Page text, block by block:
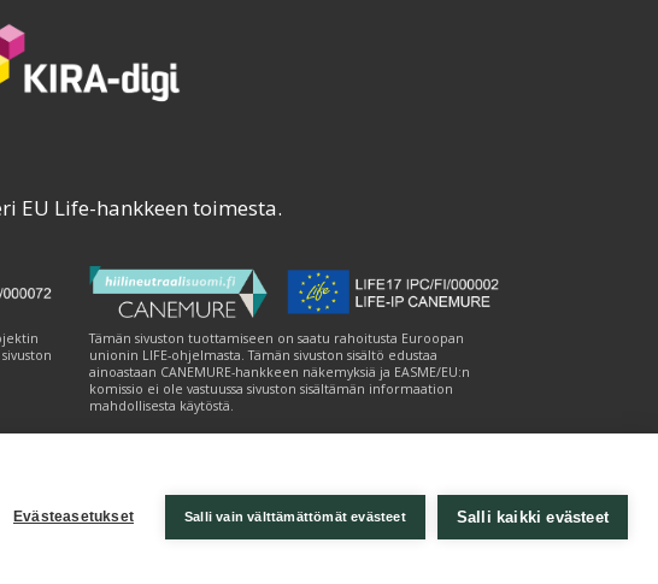
Evästeasetukset Salli vain välttämättömät evästeet Salli kaikki evästeet
EU Life-hankkeen toimesta.
Tämän sivuston tuottamiseen on saatu rahoitusta Euroopan
unionin LIFE-ohjelmasta. Tämän sivuston sisältö edustaa
ainoastaan CANEMURE-hankkeen näkemyksiä ja EASME/EU:n
komissio ei ole vastuussa sivuston sisältämän informaation
mahdollisesta käytöstä.
(syke.fi)